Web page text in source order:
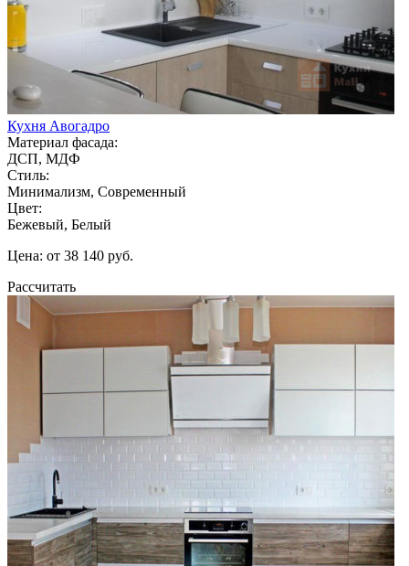
Кухня Авогадро
Материал фасада:
ДСП, МДФ
Стиль:
Минимализм, Современный
Цвет:
Бежевый, Белый
Цена: от 38 140 руб.
Рассчитать